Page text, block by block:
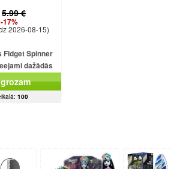
5.99 €
-17%
2026-08-15)
Fidget Spinner
dažādās
100